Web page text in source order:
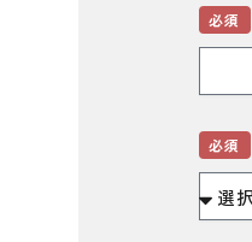
必須
必須